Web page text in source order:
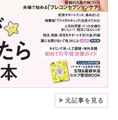
▶元記事を見る